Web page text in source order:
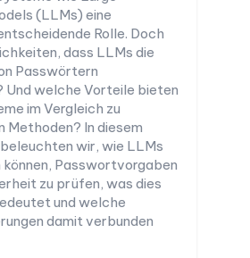
(LLMs) eine
Rolle. Doch
dass LLMs die
Passwörtern
Und welche Vorteile bieten
im Vergleich zu
Methoden? In diesem
wir, wie LLMs
Passwortvorgaben
zu prüfen, was dies
und welche
damit verbunden